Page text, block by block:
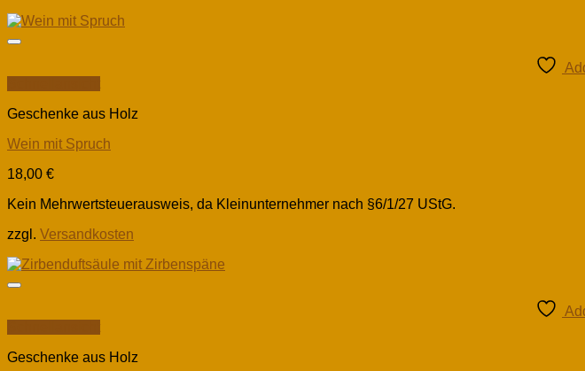
Geschenke aus Holz
Wein mit Spruch
18,00 €
Kein Mehrwertsteuerausweis, da Kleinunternehmer nach §6/1/27 UStG.
zzgl. Versandkosten
Geschenke aus Holz